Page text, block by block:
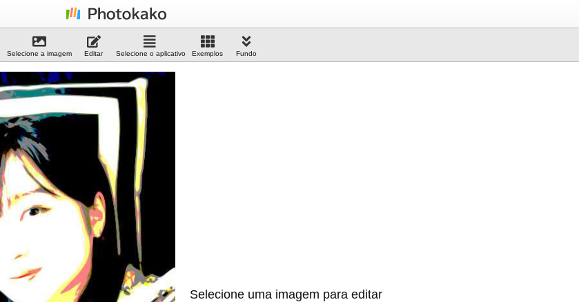
Selecione a imagem Editar Selecione o aplicativo Exemplos Fundo
Selecione uma imagem para editar